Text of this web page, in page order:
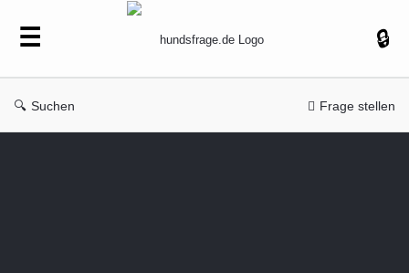
hundsfrage.de
Suchen Frage stellen